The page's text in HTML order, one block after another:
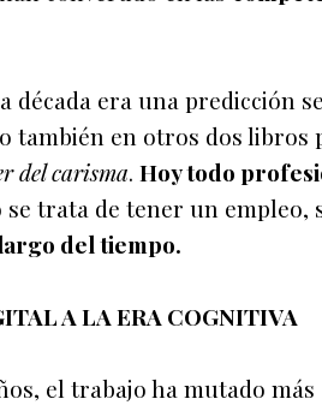
década era una predicción
también en otros dos
del carisma. Hoy todo
se trata de tener un empleo,
del tiempo.
A LA ERA COGNITIVA
el trabajo ha mutado